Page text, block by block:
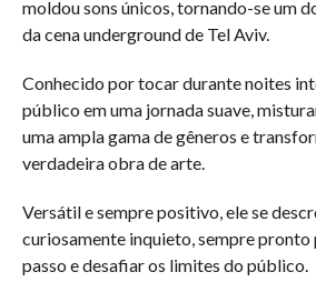
moldou sons únicos, tornando-se um
da cena underground de Tel Aviv.
Conhecido por tocar durante noites
público em uma jornada suave,
uma ampla gama de gêneros e
verdadeira obra de arte.
Versátil e sempre positivo, ele se
curiosamente inquieto, sempre pronto
passo e desafiar os limites do público.